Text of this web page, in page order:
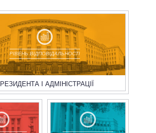
РІВЕНЬ ВІДПОВІДАЛЬНОСТІ
І АДМІНІСТРАЦІЇ